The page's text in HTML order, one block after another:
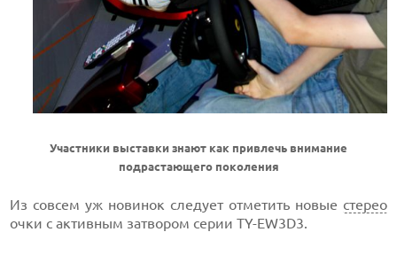
Участники выставки знают как привлечь внимание
подрастающего поколения
Из совсем уж новинок следует отметить новые стерео
очки с активным затвором серии TY-EW3D3.